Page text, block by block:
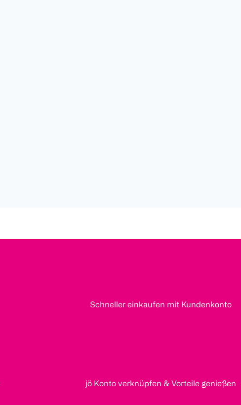
Schneller einkaufen mit Kundenkonto
jö Konto verknüpfen & Vorteile genießen